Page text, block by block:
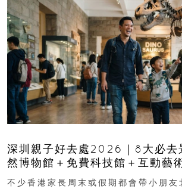
深圳親子好去處2026｜8大必去
然博物館＋免費科技館＋互動藝
齡、交通、門票、開放時間
不少香港家長周末或假期都會帶小朋友